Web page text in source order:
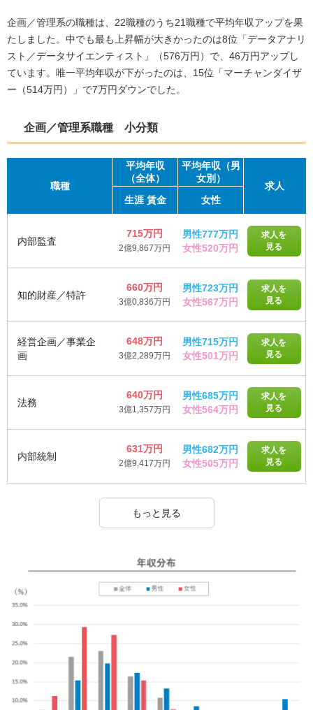
企画／管理系の職種は、22職種のうち21職種で平均年収アップを果
たしました。中でも最も上昇幅が大きかったのは8位「データアナリ
スト／データサイエンティスト」（576万円）で、46万円アップし
ています。唯一平均年収が下がったのは、15位「マーチャンダイザ
ー（514万円）」で7万円ダウンでした。
企画／管理系職種 小分類
職種
平均年収
（全体）
平均年収（男
女別）
求人
生涯賃金 女性
内部監査
715万円
2億9,867万円
男性777万円
女性520万円
求人を
見る
知的財産／特許
660万円
3億0,836万円
男性723万円
女性567万円
求人を
見る
経営企画／事業企
画
648万円
3億2,289万円
男性715万円
女性501万円
求人を
見る
法務
640万円
3億1,357万円
男性685万円
女性564万円
求人を
見る
内部統制
631万円
2億9,417万円
男性682万円
女性505万円
求人を
見る
もっと見る